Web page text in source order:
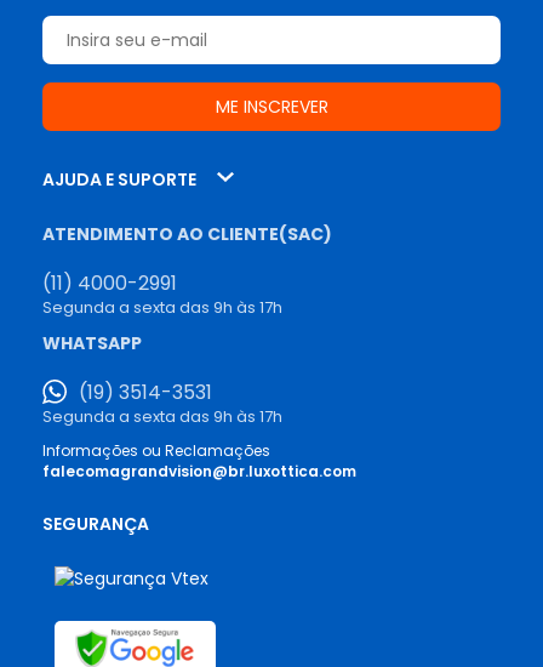
AJUDA E SUPORTE
ATENDIMENTO AO CLIENTE(SAC)
(11) 4000-2991
Segunda a sexta das 9h às 17h
WHATSAPP
(19) 3514-3531
Segunda a sexta das 9h às 17h
Informações ou Reclamações
falecomagrandvision@br.luxottica.com
SEGURANÇA